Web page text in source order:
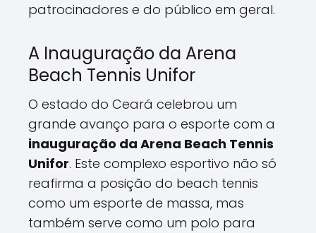
patrocinadores e do público em geral.
A Inauguração da Arena
Beach Tennis Unifor
O estado do Ceará celebrou um
grande avanço para o esporte com a
inauguração da Arena Beach Tennis
Unifor. Este complexo esportivo não só
reafirma a posição do beach tennis
como um esporte de massa, mas
também serve como um polo para